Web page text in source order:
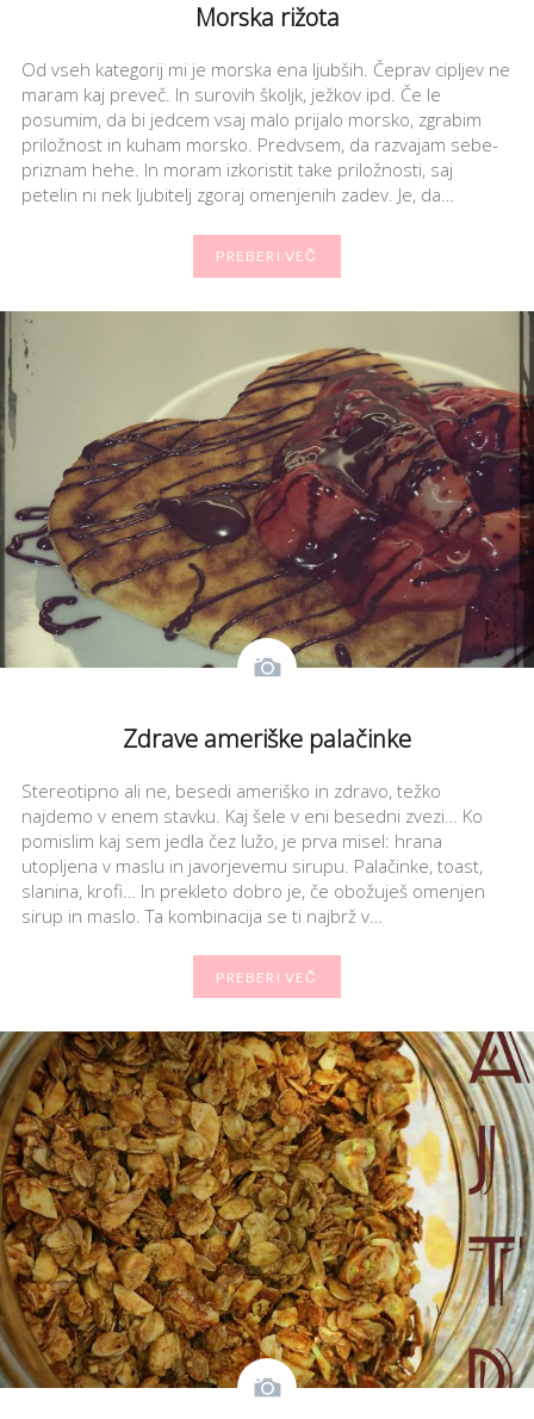
Morska rižota
Od vseh kategorij mi je morska ena ljubših. Čeprav cipljev ne
maram kaj preveč. In surovih školjk, ježkov ipd. Če le
posumim, da bi jedcem vsaj malo prijalo morsko, zgrabim
priložnost in kuham morsko. Predvsem, da razvajam sebe-
priznam hehe. In moram izkoristit take priložnosti, saj
petelin ni nek ljubitelj zgoraj omenjenih zadev. Je, da…
PREBERI VEČ
Zdrave ameriške palačinke
Stereotipno ali ne, besedi ameriško in zdravo, težko
najdemo v enem stavku. Kaj šele v eni besedni zvezi… Ko
pomislim kaj sem jedla čez lužo, je prva misel: hrana
utopljena v maslu in javorjevemu sirupu. Palačinke, toast,
slanina, krofi… In prekleto dobro je, če obožuješ omenjen
sirup in maslo. Ta kombinacija se ti najbrž v…
PREBERI VEČ